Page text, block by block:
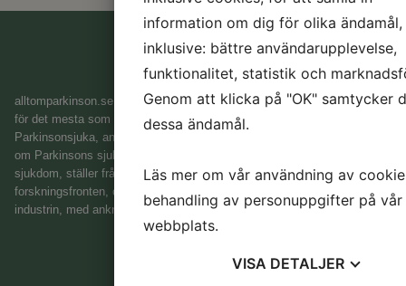
alltomparkinson.se är en webbsida med syftet att vara en samlingsplats
för det mesta som rör Parkinsons sjukdom. Vi vänder oss till
Parkinsonsjuka, anhöriga, vårdpersonal, och till de som vill lära sig mer
om Parkinsons sjukdom. Här hittar du information om Parkinsons
sjukdom, ställer frågor till expertisen, får senaste nyheterna på
forskningsfronten, och du får också veta vilka framsteg som görs inom
industrin, med anknytning till Parkinsons sjukdom.
si
d
information om dig för olika ändamål,
inklusive: bättre användarupplevelse,
funktionalitet, statistik och
Genom att klicka på "OK" samtycker
dessa ändamål.
Läs mer om vår användning av
behandling av personuppgifter på vår
webbplats.
VISA DETALJER